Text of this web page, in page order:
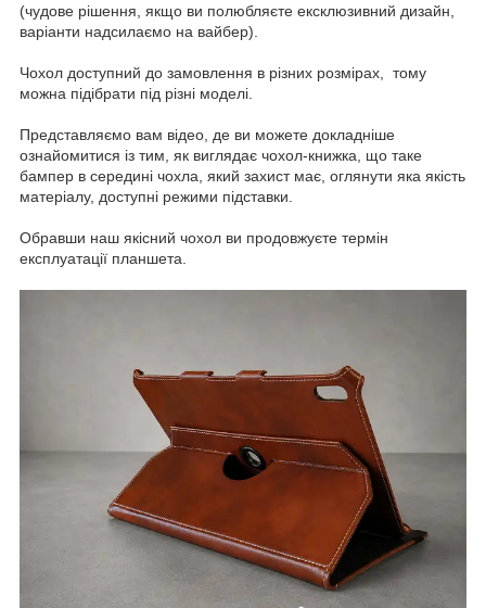
(чудове рішення, якщо ви полюбляєте ексклюзивний дизайн,
варіанти надсилаємо на вайбер).
Чохол доступний до замовлення в різних розмірах, тому
можна підібрати під різні моделі.
Представляємо вам відео, де ви можете докладніше
ознайомитися із тим, як виглядає чохол-книжка, що таке
бампер в середині чохла, який захист має, оглянути яка якість
матеріалу, доступні режими підставки.
Обравши наш якісний чохол ви продовжуєте термін
експлуатації планшета.